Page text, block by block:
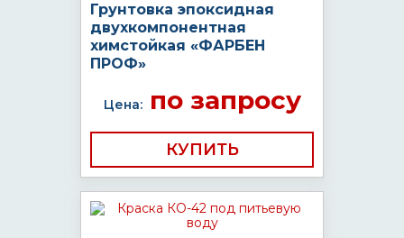
Грунтовка эпоксидная
двухкомпонентная
химстойкая «ФАРБЕН
ПРОФ»
Цена:по запросу
КУПИТЬ